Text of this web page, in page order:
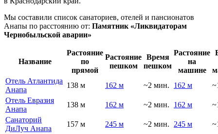
Мы составили список санаториев, отелей и пансионатов
Анапы по расстоянию от: Памятник «Ликвидаторам
Чернобыльской аварии»
Название
Растояние
по
прямой
Растояние
пешком
Время
пешком
Растояние
на
машине
Отель Атлантида
Анапа
138 м 162 м ~2 мин. 162 м
Отель Евразия
Анапа
138 м 162 м ~2 мин. 162 м
Санаторий
ДиЛуч Анапа
157 м 245 м ~2 мин. 245 м